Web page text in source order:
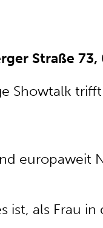
Straße 73,
Showtalk
europaweit
als Frau in